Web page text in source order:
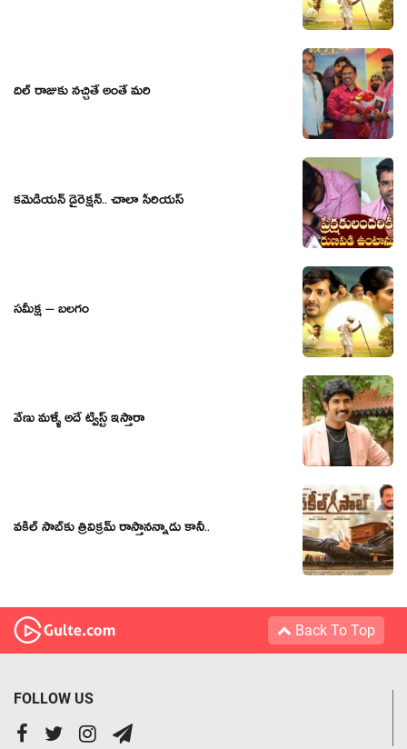
దిల్ రాజుకు నచ్చితే అంతే మరి
క‌మెడియ‌న్ డైరెక్ష‌న్‌.. చాలా సీరియ‌స్
సమీక్ష – బలగం
వేణు మళ్ళీ అదే ట్విస్ట్ ఇస్తారా
వ‌కీల్ సాబ్‌కు త్రివిక్ర‌మ్ రాస్తాన‌న్నాడు కానీ..
Back To Top
FOLLOW US